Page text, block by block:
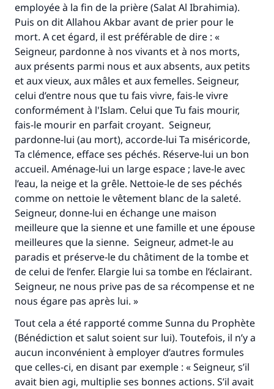
employée à la fin de la prière (Salat Al Ibrahimia).
Puis on dit Allahou Akbar avant de prier pour le
mort. A cet égard, il est préférable de dire : «
Seigneur, pardonne à nos vivants et à nos morts,
aux présents parmi nous et aux absents, aux petits
et aux vieux, aux mâles et aux femelles. Seigneur,
celui d’entre nous que tu fais vivre, fais-le vivre
conformément à l'Islam. Celui que Tu fais mourir,
fais-le mourir en parfait croyant. Seigneur,
pardonne-lui (au mort), accorde-lui Ta miséricorde,
Ta clémence, efface ses péchés. Réserve-lui un bon
accueil. Aménage-lui un large espace ; lave-le avec
l’eau, la neige et la grêle. Nettoie-le de ses péchés
comme on nettoie le vêtement blanc de la saleté.
Seigneur, donne-lui en échange une maison
meilleure que la sienne et une famille et une épouse
meilleures que la sienne. Seigneur, admet-le au
paradis et préserve-le du châtiment de la tombe et
de celui de l’enfer. Elargie lui sa tombe en l’éclairant.
Seigneur, ne nous prive pas de sa récompense et ne
nous égare pas après lui. »
Tout cela a été rapporté comme Sunna du Prophète
(Bénédiction et salut soient sur lui). Toutefois, il n’y a
aucun inconvénient à employer d’autres formules
que celles-ci, en disant par exemple : « Seigneur, s’il
avait bien agi, multiplie ses bonnes actions. S’il avait
Faites une différence dans la vie de
millions de personnes grâce à votre
contribution
Aidez nous à apporter des réponses.
Le Messager d'Allah (Paix sur lui) a dit:
"Celui qui indique une bonne action obtient la
même récompense que celui qui le fait."
(MOUSLIM 1893)
Soutenez IslamQA